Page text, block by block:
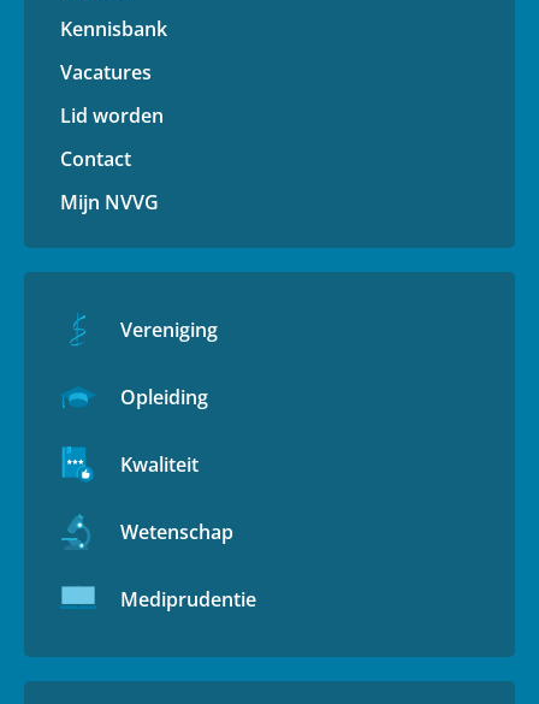
Kennisbank
Vacatures
Lid worden
Contact
Mijn NVVG
Vereniging
Opleiding
Kwaliteit
Wetenschap
Mediprudentie